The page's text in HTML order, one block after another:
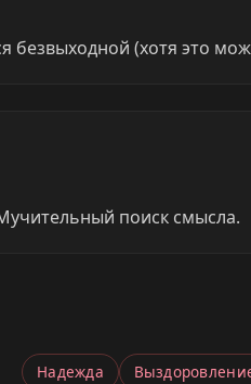
безвыходной (хотя это
поиск смысла.
Надежда